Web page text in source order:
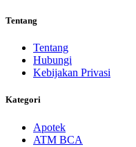
Tentang
Tentang
Hubungi
Kebijakan Privasi
Kategori
Apotek
ATM BCA